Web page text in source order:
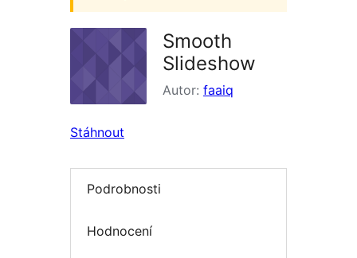
Smooth
Slideshow
Autor: faaiq
Stáhnout
Podrobnosti
Hodnocení